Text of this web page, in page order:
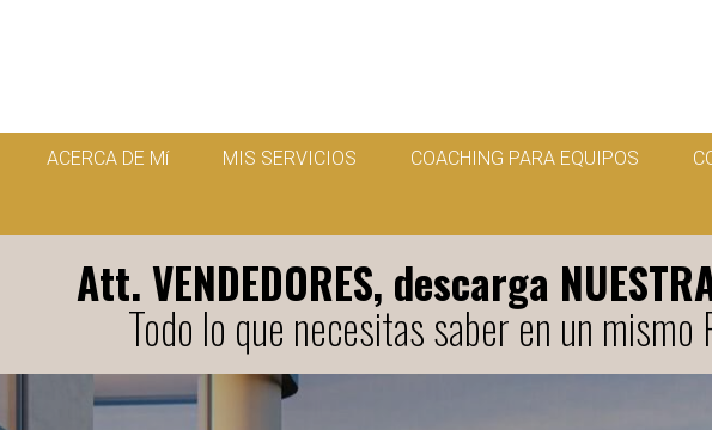
ACERCA DE Mí MIS SERVICIOS COACHING PARA EQUIPOS
Att. VENDEDORES, descarga
Todo lo que necesitas saber en un mismo